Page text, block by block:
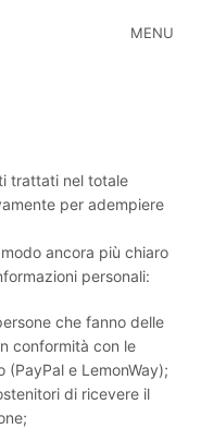
MENU
trattati nel totale
per adempiere
ancora più chiaro
personali:
che fanno delle
conformità con le
e LemonWay);
di ricevere il